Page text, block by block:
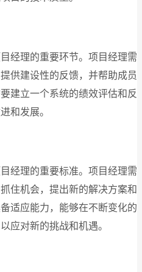
经理的重要环节。项目经理需
供建设性的反馈，并帮助成员
建立一个系统的绩效评估和反
和发展。
经理的重要标准。项目经理需
住机会，提出新的解决方案和
适应能力，能够在不断变化的
应对新的挑战和机遇。